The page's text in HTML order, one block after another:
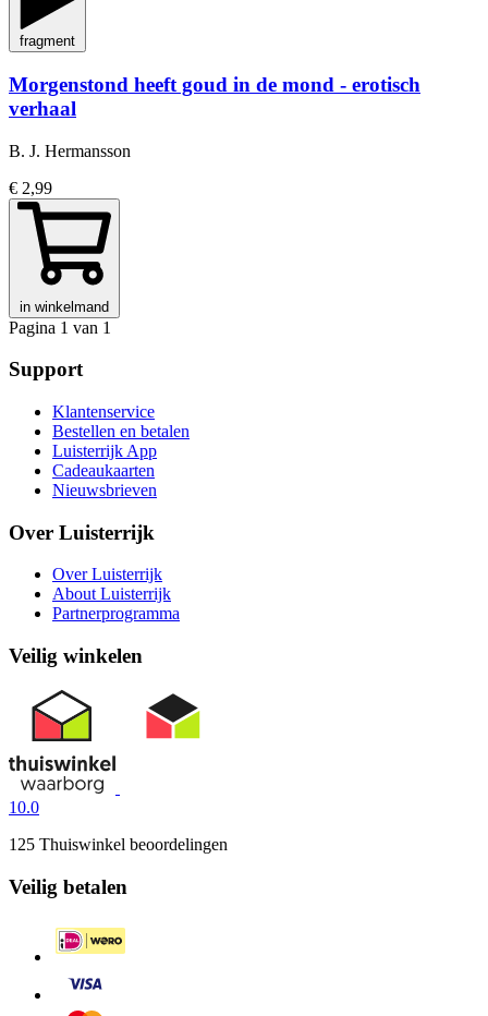
fragment
Morgenstond heeft goud in de mond - erotisch
verhaal
B. J. Hermansson
€ 2,99
in winkelmand
Pagina 1 van 1
Support
Klantenservice
Bestellen en betalen
Luisterrijk App
Cadeaukaarten
Nieuwsbrieven
Over Luisterrijk
Over Luisterrijk
About Luisterrijk
Partnerprogramma
Veilig winkelen
10.0
125 Thuiswinkel beoordelingen
Veilig betalen